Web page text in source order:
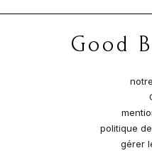
Good
politique
gérer